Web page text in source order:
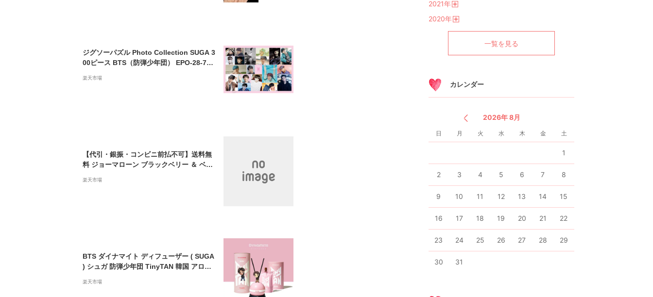
ジグソーパズル Photo Collection SUGA 3
00ピース BTS（防弾少年団） EPO-28-713
レゼント 公式グッズ【あす楽】
楽天市場
【代引・銀振・コンビニ前払不可】送料無
料 ジョーマローン ブラックベリー ＆ ベイ
a バンタン | Jo Malone キャンドル
楽天市場
BTS ダイナマイト ディフューザー ( SUGA
) シュガ 防弾少年団 TinyTAN 韓国 アロマ
ンス リードディフューザー 芳香 おしゃれ
楽天市場
2021年
2020年
一覧を見る
カレンダー
2026年 8月
日 月 火 水 木 金 土
1
2 3 4 5 6 7 8
9 10 11 12 13 14 15
16 17 18 19 20 21 22
23 24 25 26 27 28 29
30 31